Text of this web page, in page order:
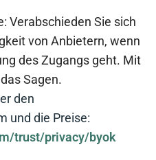
Verabschieden Sie sich
von Anbietern, wenn
des Zugangs geht. Mit
Sagen.
den
und die Preise:
trust/privacy/byok